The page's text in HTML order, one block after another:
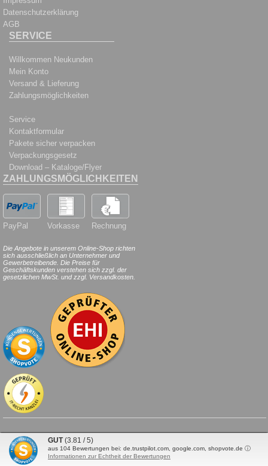
GUT (3.81 / 5)
aus 104 Bewertungen bei: de.trustpilot.com, google.com, shopvote.de ⓘ
Informationen zur Echtheit der Bewertungen
Datenschutzerklärung
AGB
SERVICE
Willkommen Neukunden
Mein Konto
Versand & Lieferung
Zahlungsmöglichkeiten
Service
Kontaktformular
Pakete sicher verpacken
Verpackungsgesetz
Download – Kataloge/Flyer
ZAHLUNGSMÖGLICHKEITEN
PayPal Vorkasse Rechnung
Die Angebote in unserem Online-Shop richten
sich ausschließlich an Unternehmer und
Gewerbetreibende. Die Preise für
Geschäftskunden verstehen sich zzgl. der
gesetzlichen MwSt. und zzgl. Versandkosten.
© 2026HILDE24.de. Alle Rechte
vorbehalten.